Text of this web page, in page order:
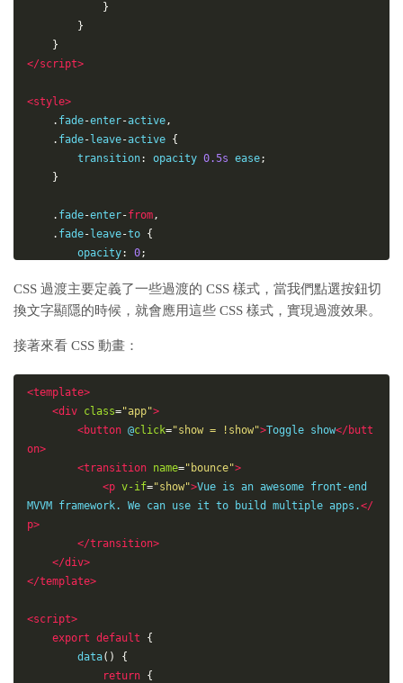
}
}
}
</script>
<style>
. fade-enter-active,
. fade- leave-active {
transition: opacity 0.5s ease;
}
. fade-enter-from,
. fade- leave-to {
opacity: 0;
</ style>
CSS 過渡主要定義了一些過渡的 CSS 樣式，當我們點選按鈕切
換文字顯隱的時候，就會應用這些 CSS 樣式，實現過渡效果。
接著來看 CSS 動畫：
<template>
<div class="app">
<button @click="show = !show">Toggle show</butt
on>
<transition name=" bounce">
<p v-if="show">Vue is an awesome front-end
MVVM framework. We can use it to build multiple apps.</
p>
</transition>
</div>
</template>
<script>
export default
{
data( )
{
return {